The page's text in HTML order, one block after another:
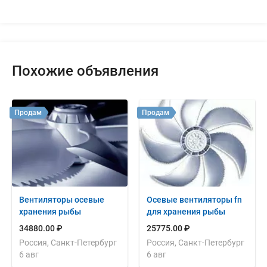
Похожие объявления
Вентиляторы осевые
хранения рыбы
34880.00 ₽
Россия, Санкт-Петербург
6 авг
Продам
Осевые вентиляторы fn
для хранения рыбы
25775.00 ₽
Россия, Санкт-Петербург
6 авг
Продам